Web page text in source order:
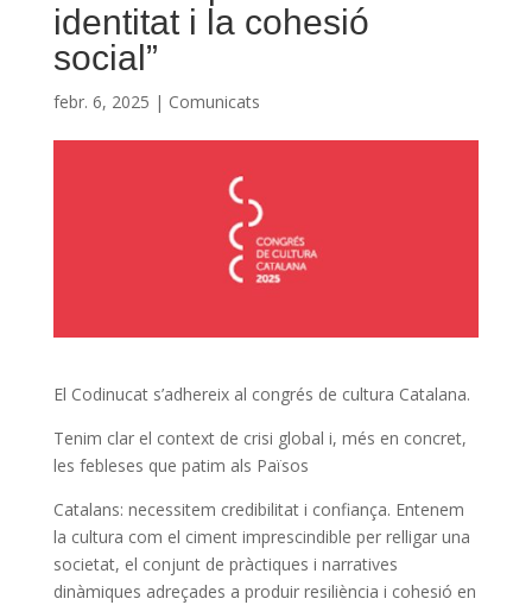
identitat i la cohesió
social”
febr. 6, 2025 | Comunicats
El Codinucat s’adhereix al congrés de cultura Catalana.
Tenim clar el context de crisi global i, més en concret,
les febleses que patim als Països
Catalans: necessitem credibilitat i confiança. Entenem
la cultura com el ciment imprescindible per relligar una
societat, el conjunt de pràctiques i narratives
dinàmiques adreçades a produir resiliència i cohesió en